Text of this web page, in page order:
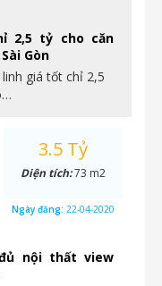
2,5 tỷ cho căn
Gòn
giá tốt chỉ 2,5
nội thất view
3.5 Tỷ
Diện tích:73 m2
Ngày đăng: 22-04-2020